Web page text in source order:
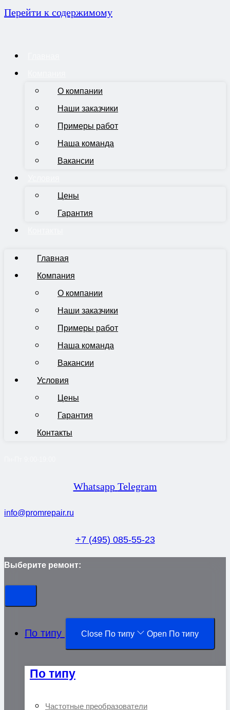
Перейти к содержимому
О компании
Наши заказчики
Примеры работ
Наша команда
Вакансии
Цены
Гарантия
Главная
Компания
О компании
Наши заказчики
Примеры работ
Наша команда
Вакансии
Условия
Цены
Гарантия
Контакты
Whatsapp Telegram
info@promrepair.ru
+7 (495) 085-55-23
Выберите ремонт:
По типу Close По типу Open По типу
По типу
Частотные преобразователи